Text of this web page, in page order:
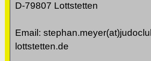
D-79807 Lottstetten
Email:
lottstetten.de